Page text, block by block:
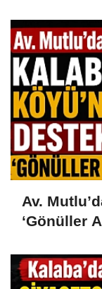
Av.
‘Gönüller